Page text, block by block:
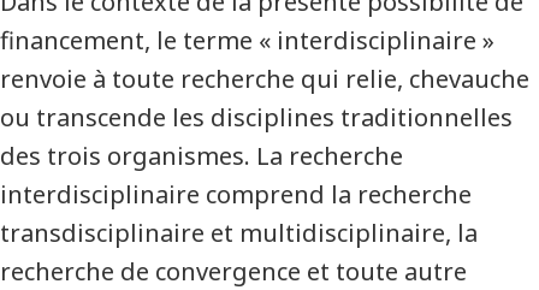
financement, le terme « interdisciplinaire »
renvoie à toute recherche qui relie, chevauche
ou transcende les disciplines traditionnelles
des trois organismes. La recherche
interdisciplinaire comprend la recherche
transdisciplinaire et multidisciplinaire, la
recherche de convergence et toute autre